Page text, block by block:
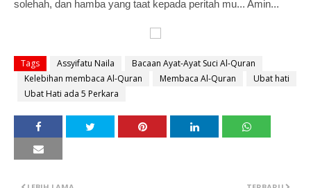
solehah, dan hamba yang taat kepada peritah mu... Amin...
Tags Assyifatu Naila
Bacaan Ayat-Ayat Suci Al-Quran
Kelebihan membaca Al-Quran
Membaca Al-Quran
Ubat hati
Ubat Hati ada 5 Perkara